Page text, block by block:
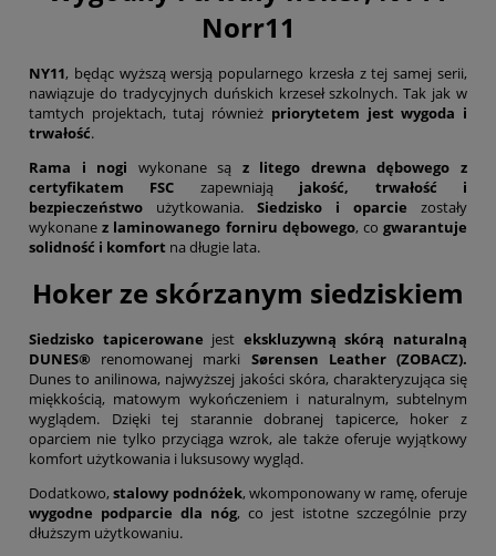
Norr11
NY11, będąc wyższą wersją popularnego krzesła z tej samej serii,
nawiązuje do tradycyjnych duńskich krzeseł szkolnych. Tak jak w
tamtych projektach, tutaj również priorytetem jest wygoda i
trwałość.
Rama i nogi wykonane są z litego drewna dębowego z
certyfikatem FSC zapewniają jakość, trwałość i
bezpieczeństwo użytkowania. Siedzisko i oparcie zostały
wykonanez laminowanego forniru dębowego, cogwarantuje
solidność i komfort na długie lata.
Hoker ze skórzanym siedziskiem
Siedzisko tapicerowane jest ekskluzywną skórą naturalną
DUNES® renomowanej marki Sørensen Leather (ZOBACZ).
Dunes to anilinowa, najwyższej jakości skóra, charakteryzująca się
miękkością, matowym wykończeniem i naturalnym, subtelnym
wyglądem. Dzięki tej starannie dobranej tapicerce, hoker z
oparciem nie tylko przyciąga wzrok, ale także oferuje wyjątkowy
komfort użytkowania i luksusowy wygląd.
Dodatkowo,stalowy podnóżek, wkomponowany w ramę, oferuje
wygodne podparcie dla nóg, co jest istotne szczególnie przy
dłuższym użytkowaniu.